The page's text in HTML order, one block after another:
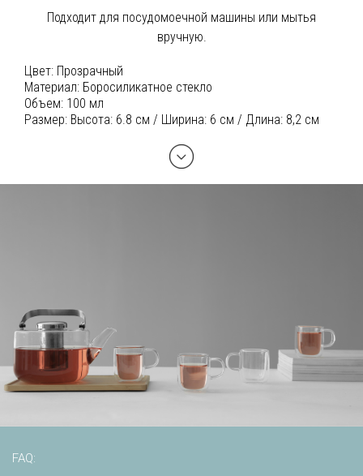
Подходит для посудомоечной машины или мытья
вручную.
Цвет: Прозрачный
Материал: Боросиликатное стекло
Объем: 100 мл
Размер: Высота: 6.8 см / Ширина: 6 см / Длина: 8,2 см
FAQ: